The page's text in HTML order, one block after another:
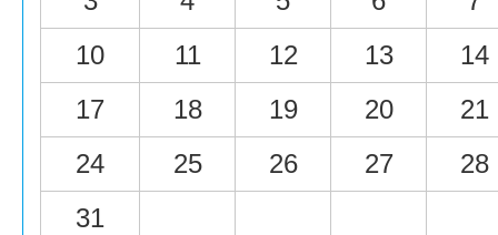
10
11 12 13
14
17
18 19 20
21
24
25 26 27
28
31